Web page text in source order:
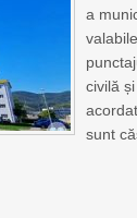
a
civilă
sunt